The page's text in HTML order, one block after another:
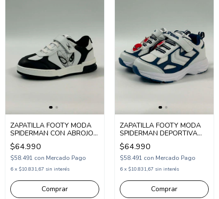
ZAPATILLA FOOTY MODA
SPIDERMAN CON ABROJO
26-32 (1SP2617)
$64.990
$58.491 con Mercado Pago
6 x $10.831,67 sin interés
Comprar
ZAPATILLA FOOTY MODA
SPIDERMAN DEPORTIVA
ABROJO 26-32 (1SP2615)
$64.990
$58.491 con Mercado Pago
6 x $10.831,67 sin interés
Comprar